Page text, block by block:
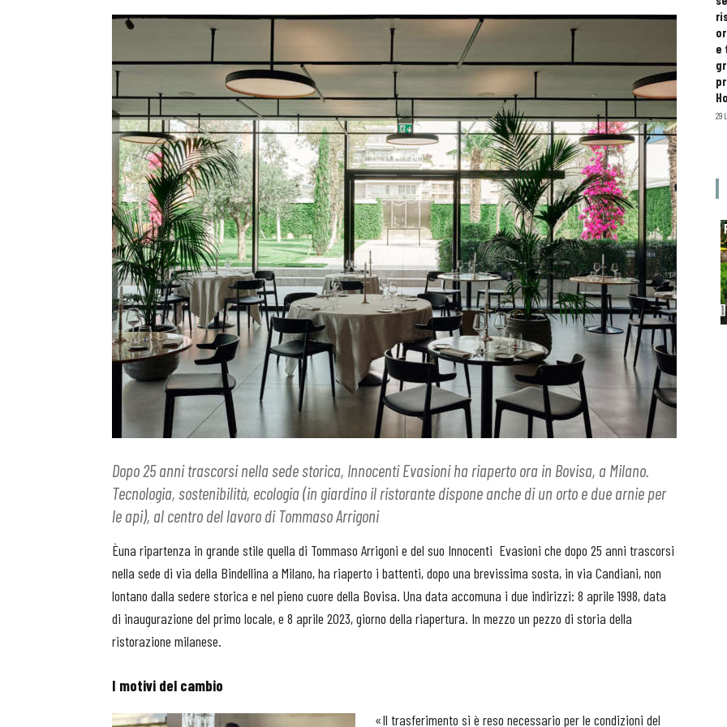
Dopo 25 anni trascorsi nella sede storica, Innocenti Evasioni ha riaperto ora in Bovisa, a Milano.
Tecnologia, sostenibilità, ecologia (in giardino il ristorante dispone anche di un orto e due arnie per
le api), al centro del lavoro di Tommaso Arrigoni
Èuna ripartenza in grande stile quella di Tommaso Arrigoni e del suo Innocenti Evasioni che dopo 25 anni trascorsi
nella sede di via della Bindellina a Milano, ha riaperto i battenti, dopo una brevissima sosta, in via Candiani, non
lontano dalla sedere storica e nel pieno cuore della Bovisa. Una data accomuna i due indirizzi: 8 aprile 1998, data
di inaugurazione del primo locale, e 8 aprile 2023, giorno della riapertura. In mezzo un pezzo di storia della
ristorazione milanese.
I motivi del cambio
«Il trasferimento si è reso necessario per le condizioni del
e
29